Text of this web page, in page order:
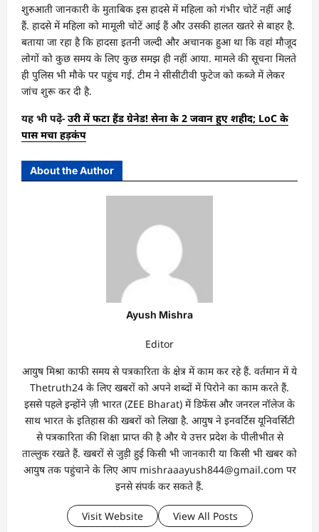
शुरुआती जानकारी के मुताबिक इस हादसे में महिला को गंभीर चोटें नहीं आई
हैं. हादसे में महिला को मामूली चोटें आई हैं और उसकी हालत खतरे से बाहर है.
बताया जा रहा है कि हादसा इतनी जल्दी और अचानक हुआ था कि वहां मौजूद
लोगों को कुछ समय के लिए कुछ समझ ही नहीं आया. मामले की सूचना मिलते
ही पुलिस भी मौके पर पहुंच गई. टीम ने सीसीटीवी फुटेज को कब्जे में लेकर
जांच शुरू कर दी है.
यह भी पढे़ं- उरी में फटा हैंड ग्रेनेड! सेना के 2 जवान हुए शहीद; LoC के
पास मचा हड़कंप
About the Author
Ayush Mishra
Editor
आयुष मिश्रा काफी समय से पत्रकारिता के क्षेत्र में काम कर रहे हैं. वर्तमान में ये
Thetruth24 के लिए खबरों को अपने शब्दों में पिरोने का काम करते हैं.
इससे पहले इन्होंने ज़ी भारत (ZEE Bharat) में डिफेंस और जनरल नॉलेज के
साथ भारत के इतिहास की खबरों को लिखा है. आयुष ने इनवर्टिस यूनिवर्सिटी
से पत्रकारिता की शिक्षा प्राप्त की है और ये उत्तर प्रदेश के पीलीभीत से
ताल्लुक रखते हैं. खबरों से जुड़ी हुई किसी भी जानकारी या किसी भी खबर को
आयुष तक पहुंचाने के लिए आप mishraaayush844@gmail.com पर
इनसे संपर्क कर सकते हैं.
Visit Website View All Posts